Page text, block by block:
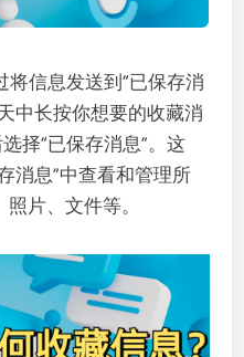
将信息发送到“已保存消
中长按你想要的收藏消
择“已保存消息”。这
消息”中查看和管理所
片、文件等。